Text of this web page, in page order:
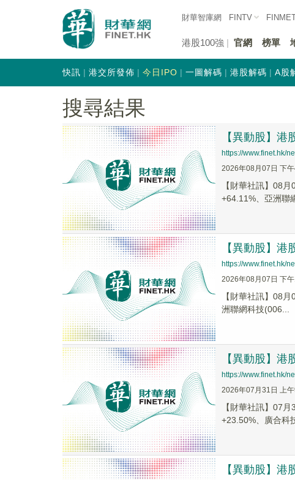
財華智庫網 FINTV
港股100強 官網 榜單
快訊 港交所發佈 今日IPO 一圖解碼 港股解碼 A股
搜尋結果
【異動股】
https://www.finet.hk/
2026年08月07日 下
【財華社訊】08
+64.11%、亞洲聯
【異動股】
https://www.finet.hk/
2026年08月07日 下
【財華社訊】08
洲聯網科技(006...
【異動股】
https://www.finet.hk/
2026年07月31日 上
【財華社訊】07
+23.50%、廣合科
【異動股】